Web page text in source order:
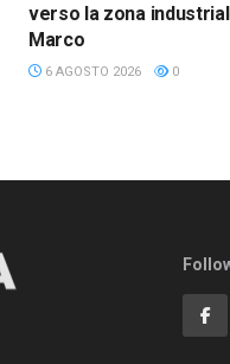
verso la zona
Marco
6 AGOSTO 2026 0